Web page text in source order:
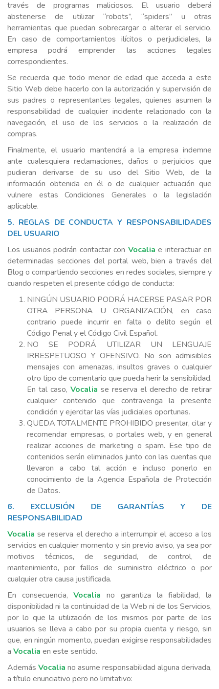
través de programas maliciosos. El usuario deberá
abstenerse de utilizar “robots”, “spiders” u otras
herramientas que puedan sobrecargar o alterar el servicio.
En caso de comportamientos ilícitos o perjudiciales, la
empresa podrá emprender las acciones legales
correspondientes.
Se recuerda que todo menor de edad que acceda a este
Sitio Web debe hacerlo con la autorización y supervisión de
sus padres o representantes legales, quienes asumen la
responsabilidad de cualquier incidente relacionado con la
navegación, el uso de los servicios o la realización de
compras.
Finalmente, el usuario mantendrá a la empresa indemne
ante cualesquiera reclamaciones, daños o perjuicios que
pudieran derivarse de su uso del Sitio Web, de la
información obtenida en él o de cualquier actuación que
vulnere estas Condiciones Generales o la legislación
aplicable.
5. REGLAS DE CONDUCTA Y RESPONSABILIDADES
DEL USUARIO
Los usuarios podrán contactar con Vocalia e interactuar en
determinadas secciones del portal web, bien a través del
Blog o compartiendo secciones en redes sociales, siempre y
cuando respeten el presente código de conducta:
NINGÚN USUARIO PODRÁ HACERSE PASAR POR
OTRA PERSONA U ORGANIZACIÓN, en caso
contrario puede incurrir en falta o delito según el
Código Penal y el Código Civil Español.
NO SE PODRÁ UTILIZAR UN LENGUAJE
IRRESPETUOSO Y OFENSIVO. No son admisibles
mensajes con amenazas, insultos graves o cualquier
otro tipo de comentario que pueda herir la sensibilidad.
En tal caso, Vocalia se reserva el derecho de retirar
cualquier contenido que contravenga la presente
condición y ejercitar las vías judiciales oportunas.
QUEDA TOTALMENTE PROHIBIDO presentar, citar y
recomendar empresas, o portales web, y en general
realizar acciones de marketing o spam. Ese tipo de
contenidos serán eliminados junto con las cuentas que
llevaron a cabo tal acción e incluso ponerlo en
conocimiento de la Agencia Española de Protección
de Datos.
6. EXCLUSIÓN DE GARANTÍAS Y DE
RESPONSABILIDAD
Vocalia se reserva el derecho a interrumpir el acceso a los
servicios en cualquier momento y sin previo aviso, ya sea por
motivos técnicos, de seguridad, de control, de
mantenimiento, por fallos de suministro eléctrico o por
cualquier otra causa justificada.
En consecuencia,Vocalia no garantiza la fiabilidad, la
disponibilidad ni la continuidad de la Web ni de los Servicios,
por lo que la utilización de los mismos por parte de los
usuarios se lleva a cabo por su propia cuenta y riesgo, sin
que, en ningún momento, puedan exigirse responsabilidades
a Vocalia en este sentido.
Además Vocalia no asume responsabilidad alguna derivada,
a título enunciativo pero no limitativo: